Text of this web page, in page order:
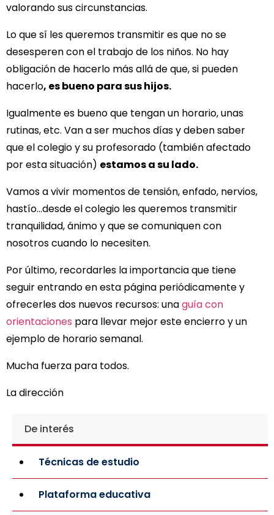
valorando sus circunstancias.
Lo que sí les queremos transmitir es que no se
desesperen con el trabajo de los niños. No hay
obligación de hacerlo más allá de que, si pueden
hacerlo, es bueno para sus hijos.
Igualmente es bueno que tengan un horario, unas
rutinas, etc. Van a ser muchos días y deben saber
que el colegio y su profesorado (también afectado
por esta situación) estamos a su lado.
Vamos a vivir momentos de tensión, enfado, nervios,
hastío…desde el colegio les queremos transmitir
tranquilidad, ánimo y que se comuniquen con
nosotros cuando lo necesiten.
Por último, recordarles la importancia que tiene
seguir entrando en esta página periódicamente y
ofrecerles dos nuevos recursos: unaguía con
orientaciones para llevar mejor este encierro y un
ejemplo de horario semanal.
Mucha fuerza para todos.
La dirección
De interés
Técnicas de estudio
Plataforma educativa